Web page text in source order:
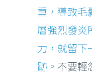
重，導致毛
層強烈發炎
力，就留下
跡。 不要輕